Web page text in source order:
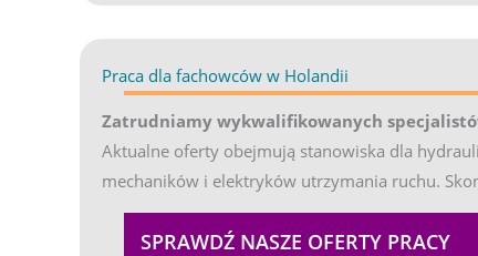
Praca dla fachowców w Holandii
Zatrudniamy wykwalifikowanych
Aktualne oferty obejmują stanowiska dla
mechaników i elektryków utrzymania ruchu.
SPRAWDŹ NASZE OFERTY PRACY